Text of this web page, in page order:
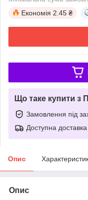
Економія 2.45 ₴
Що таке купити з
Замовлення під
Доступна доставка
Опис
Опис